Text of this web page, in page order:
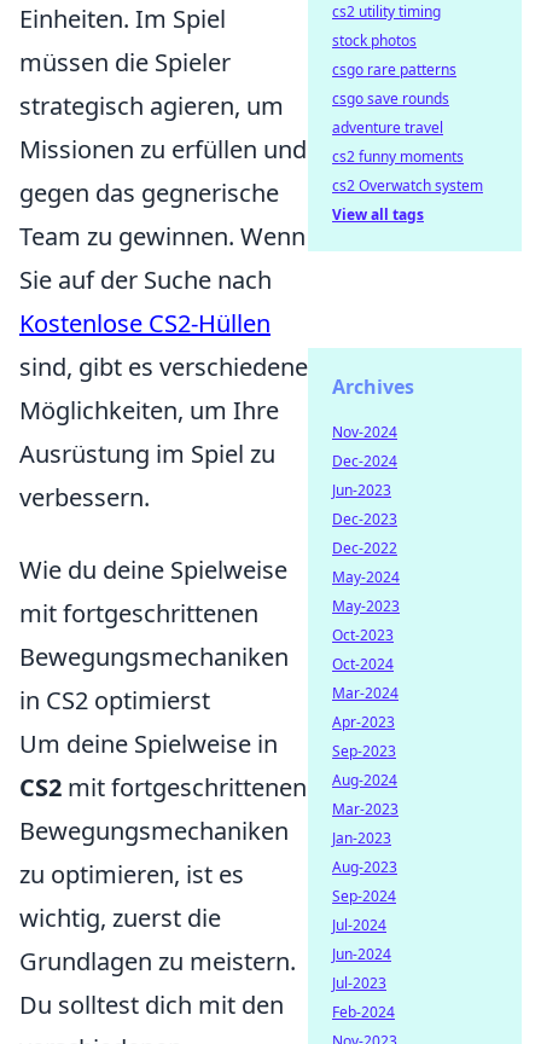
Einheiten. Im Spiel
müssen die Spieler
strategisch agieren, um
Missionen zu erfüllen und
gegen das gegnerische
Team zu gewinnen. Wenn
Sie auf der Suche nach
Kostenlose CS2-Hüllen
sind, gibt es verschiedene
Möglichkeiten, um Ihre
Ausrüstung im Spiel zu
verbessern.
Wie du deine Spielweise
mit fortgeschrittenen
Bewegungsmechaniken
in CS2 optimierst
Um deine Spielweise in
CS2 mit fortgeschrittenen
Bewegungsmechaniken
zu optimieren, ist es
wichtig, zuerst die
Grundlagen zu meistern.
Du solltest dich mit den
cs2 utility timing
stock photos
csgo rare patterns
csgo save rounds
adventure travel
cs2 funny moments
cs2 Overwatch system
View all tags
Archives
Nov-2024
Dec-2024
Jun-2023
Dec-2023
Dec-2022
May-2024
May-2023
Oct-2023
Oct-2024
Mar-2024
Apr-2023
Sep-2023
Aug-2024
Mar-2023
Jan-2023
Aug-2023
Sep-2024
Jul-2024
Jun-2024
Jul-2023
Feb-2024